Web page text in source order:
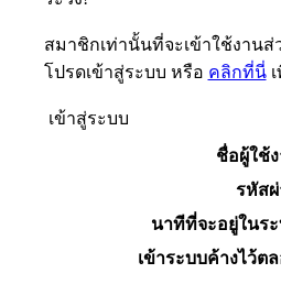
สมาชิกเท่านั้นที่จะเข้าใช้งานส่
โปรดเข้าสู่ระบบ หรือ คลิกที่นี่เ
เข้าสู่ระบบ
ชื่อผู้ใช้
รหัส
นาทีที่จะอยู่ในร
เข้าระบบค้างไว้ต